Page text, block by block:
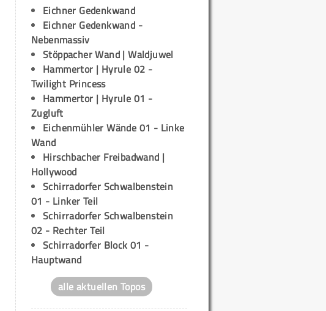
Eichner Gedenkwand
Eichner Gedenkwand -
Nebenmassiv
Stöppacher Wand | Waldjuwel
Hammertor | Hyrule 02 -
Twilight Princess
Hammertor | Hyrule 01 -
Zugluft
Eichenmühler Wände 01 - Linke
Wand
Hirschbacher Freibadwand |
Hollywood
Schirradorfer Schwalbenstein
01 - Linker Teil
Schirradorfer Schwalbenstein
02 - Rechter Teil
Schirradorfer Block 01 -
Hauptwand
alle aktuellen Topos